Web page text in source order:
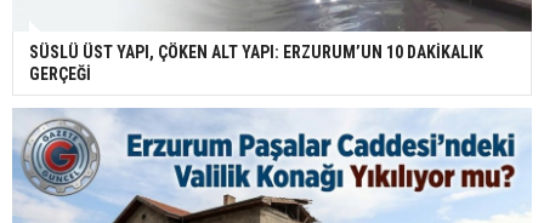
SÜSLÜ ÜST YAPI, ÇÖKEN ALT YAPI: ERZURUM’UN 10 DAKİKALIK
GERÇEĞİ